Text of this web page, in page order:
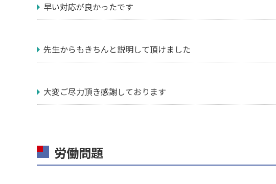
早い対応が良かったです
先生からもきちんと説明して頂けました
大変ご尽力頂き感謝しております
労働問題